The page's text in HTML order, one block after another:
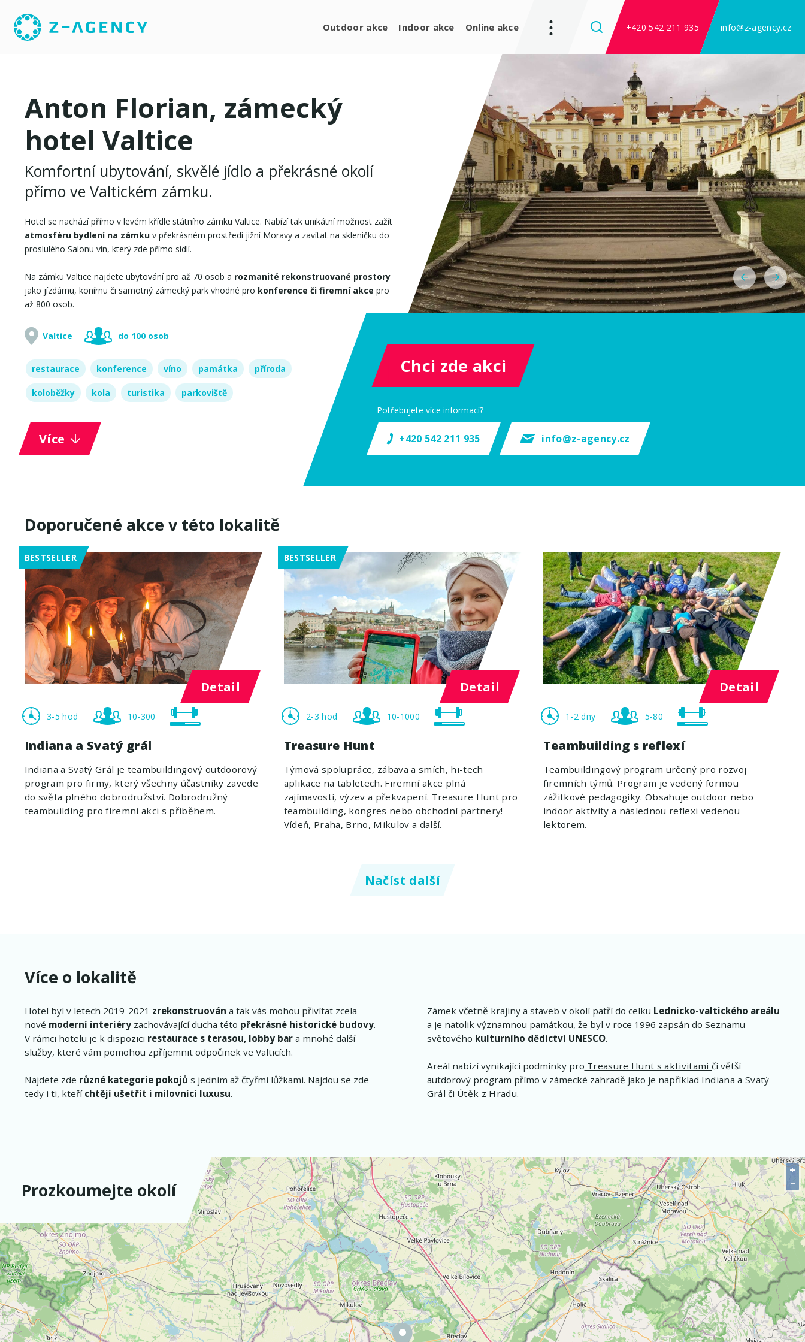
Outdoor akce Indoor akce Online akce +420 542 211 935 info@z-agency.cz
Anton Florian, zámecký
hotel Valtice
Komfortní ubytování, skvělé jídlo a překrásné okolí
přímo ve Valtickém zámku.
Hotel se nachází přímo v levém křídle státního zámku Valtice. Nabízí tak unikátní možnost zažít
atmosféru bydlení na zámku v překrásném prostředí jižní Moravy a zavítat na skleničku do
proslulého Salonu vín, který zde přímo sídlí.
Na zámku Valtice najdete ubytování pro až 70 osob a rozmanité rekonstruované prostory
jako jízdárnu, konírnu či samotný zámecký park vhodné pro konference či firemní akce pro
až 800 osob.
Valtice do 100 osob
restaurace konference víno památka příroda
koloběžky kola turistika parkoviště
Více
Chci zde akci
Potřebujete více informací?
+420 542 211 935 info@z-agency.cz
Doporučené akce v této lokalitě
BESTSELLER
Detail
3-5 hod 10-300
Indiana a Svatý grál
Indiana a Svatý Grál je teambuildingový outdoorový
program pro firmy, který všechny účastníky zavede
do světa plného dobrodružství. Dobrodružný
teambuilding pro firemní akci s příběhem.
BESTSELLER
Detail
2-3 hod 10-1000
Treasure Hunt
Týmová spolupráce, zábava a smích, hi-tech
aplikace na tabletech. Firemní akce plná
zajímavostí, výzev a překvapení. Treasure Hunt pro
teambuilding, kongres nebo obchodní partnery!
Vídeň, Praha, Brno, Mikulov a další.
Detail
1-2 dny 5-80
Teambuilding s reflexí
Teambuildingový program určený pro rozvoj
firemních týmů. Program je vedený formou
zážitkové pedagogiky. Obsahuje outdoor nebo
indoor aktivity a následnou reflexi vedenou
lektorem.
Načíst další
Více o lokalitě
Hotel byl v letech 2019-2021 zrekonstruován a tak vás mohou přivítat zcela
nové moderní interiéryzachovávající ducha této překrásné historické budovy.
V rámci hotelu je k dispozici restaurace s terasou, lobby bar a mnohé další
služby, které vám pomohou zpříjemnit odpočinek ve Valticích.
Najdete zde různé kategorie pokojů s jedním až čtyřmi lůžkami. Najdou se zde
tedy i ti, kteří chtějí ušetřit i milovníci luxusu.
Zámek včetně krajiny a staveb v okolí patří do celku Lednicko-valtického areálu
a je natolik významnou památkou, že byl v roce 1996 zapsán do Seznamu
světového kulturního dědictví UNESCO.
Areál nabízí vynikající podmínky pro Treasure Hunt s aktivitamiči větší
autdorový program přímo v zámecké zahradě jako je například Indiana a Svatý
Grál či Útěk z Hradu.
Prozkoumejte okolí
+
−